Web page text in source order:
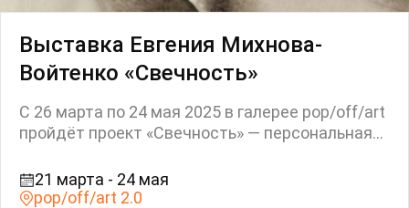
Выставка Евгения Михнова-
Войтенко «Свечность»
С 26 марта по 24 мая 2025 в галерее pop/off/art
пройдёт проект «Свечность» — персональная...
21 марта - 24 мая
pop/off/art 2.0